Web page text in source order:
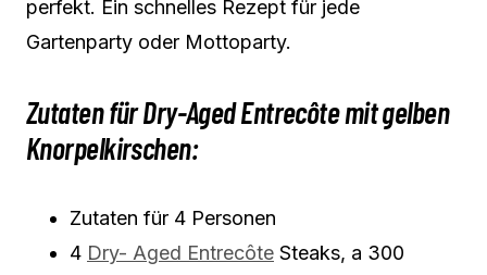
perfekt. Ein schnelles Rezept für jede
Gartenparty oder Mottoparty.
Zutaten für Dry-Aged Entrecôte mit gelben
Knorpelkirschen:
Zutaten für 4 Personen
4 Dry- Aged Entrecôte Steaks, a 300